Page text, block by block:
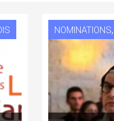
NOMINATIONS,